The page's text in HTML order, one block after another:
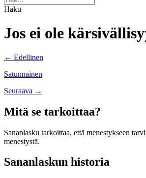
Haku
Jos ei ole
Posts
navigation
← Edellinen
Satunnainen
Posts
navigation
Seuraava →
Mitä se tarkoittaa?
Sananlasku tarkoittaa, että menestykseen
menestystä.
Sananlaskun historia